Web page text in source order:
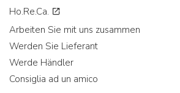
Ho.Re.Ca.
Arbeiten Sie mit uns zusammen
Werden Sie Lieferant
Werde Händler
Consiglia ad un amico